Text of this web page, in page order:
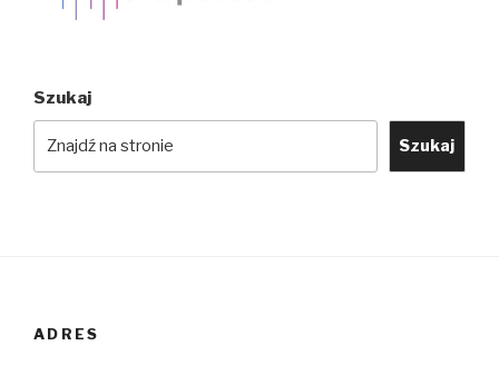
Szukaj
Szukaj
ADRES